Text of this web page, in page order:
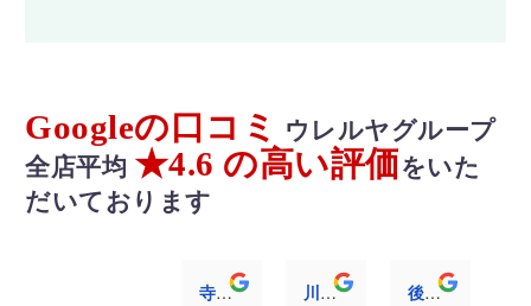
Googleの口コミ
ウレルヤグループ
全店平均 ★4.6 の高い評価をいた
だいております
寺澤愛弥 川村洸太 後藤むぎ